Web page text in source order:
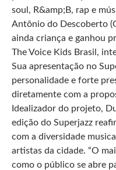
soul, R&amp;B, rap e
Antônio do Descoberto
ainda criança e ganhou
The Voice Kids Brasil,
Sua apresentação no
personalidade e forte
diretamente com a
Idealizador do projeto,
edição do Superjazz
com a diversidade
artistas da cidade. “O
como o público se abre